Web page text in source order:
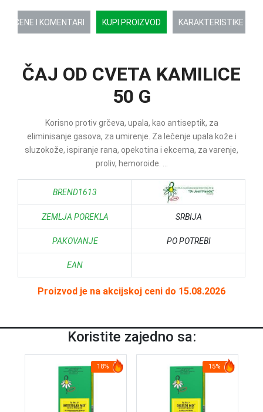
OCENE I KOMENTARI KUPI PROIZVOD KARAKTERISTIKE
ČAJ OD CVETA KAMILICE
50 G
Korisno protiv grčeva, upala, kao antiseptik, za
eliminisanje gasova, za umirenje. Za lečenje upala kože i
sluzokože, ispiranje rana, opekotina i ekcema, za varenje,
proliv, hemoroide. ...
BREND1613
ZEMLJA POREKLA SRBIJA
PAKOVANJE PO POTREBI
EAN
Proizvod je na akcijskoj ceni do 15.08.2026
Koristite zajedno sa:
18% 15%